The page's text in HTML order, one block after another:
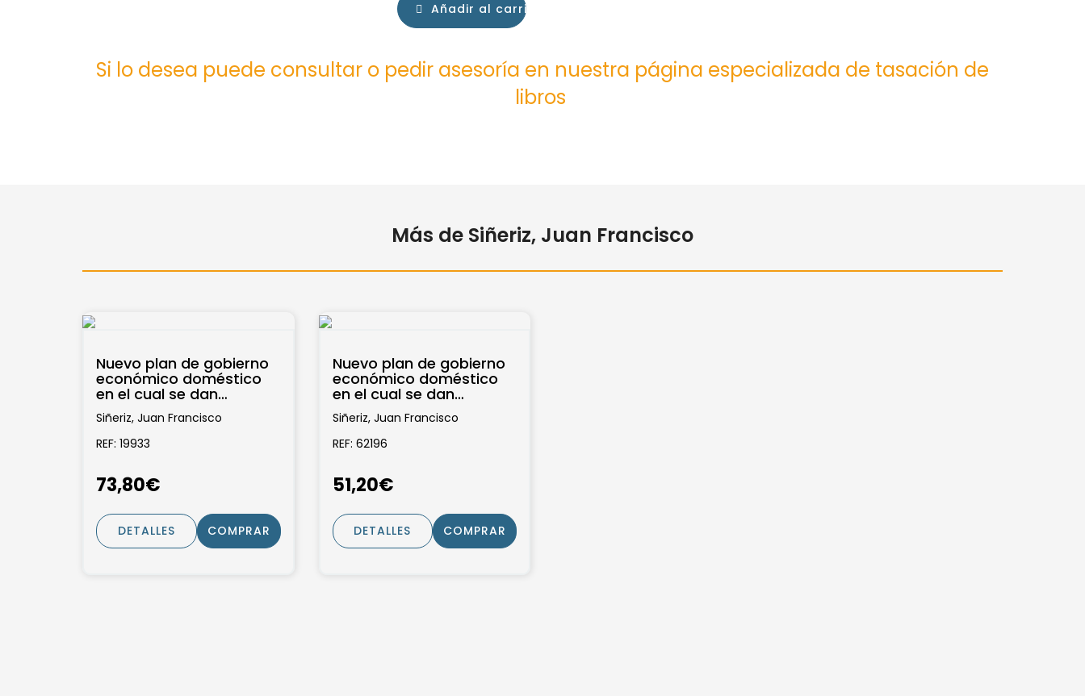
Añadir al carrito
Si lo desea puede consultar o pedir asesoría en nuestra página especializada de tasación de
libros
Más de Siñeriz, Juan Francisco
Nuevo plan de gobierno
económico doméstico
en el cual se dan
lecciones para vivir sin
empeñarse, como...
Siñeriz, Juan Francisco
REF: 19933
73,80€
DETALLES COMPRAR
Nuevo plan de gobierno
económico doméstico
en el cual se dan
lecciones para vivir sin
empeñarse como...
Siñeriz, Juan Francisco
REF: 62196
51,20€
DETALLES COMPRAR